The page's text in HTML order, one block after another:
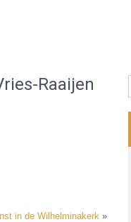
Raaijen
in de Wilhelminakerk »